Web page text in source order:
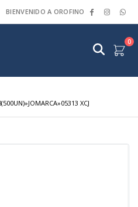
BIENVENIDO A OROFINO
0
XCJ